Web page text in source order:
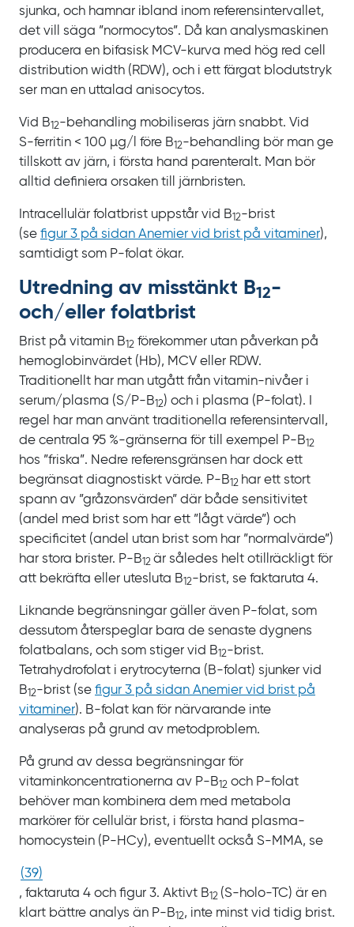
sjunka, och hamnar ibland inom referensintervallet,
det vill säga ”normocytos”. Då kan analysmaskinen
producera en bifasisk MCV‍-‍kurva med hög red cell
distribution width (RDW), och i ett färgat blodutstryk
ser man en uttalad anisocytos.
Vid B 12‍-behandling mobiliseras järn snabbt. Vid
S‍‍-‍‍ferritin < 100 µg‍/‍l före B 12‍‍-‍‍behandling bör man ge
tillskott av järn, i första hand parenteralt. Man bör
alltid definiera orsaken till järnbristen.
Intracellulär folatbrist uppstår vid B 12‍-‍brist
(se figur 3 på sidan Anemier vid brist på vitaminer),
samtidigt som P‍-‍folat ökar.
Utredning av misstänkt B12-
och/eller folatbrist
Brist på vitamin B 12 förekommer utan påverkan på
hemoglobin­värdet (Hb), MCV eller RDW.
Traditionellt har man utgått från vitamin-nivåer i
serum/plasma (S/P‍-‍‍B 12) och i plasma (P‍-‍folat). I
regel har man använt traditionella referensintervall,
de centrala 95‍ %‍‍-‍‍gränserna för till exempel P‍-‍B 12
hos ”friska”. Nedre referensgränsen har dock ett
begränsat diagnostiskt värde. P‍-‍B 12 har ett stort
spann av ”gråzonsvärden” där både sensitivitet
(andel med brist som har ett ”lågt värde”) och
specificitet (andel utan brist som har ”normalvärde”)
har stora brister. P‍-‍B 12 är således helt otillräckligt för
att bekräfta eller utesluta B 12‍‍-‍‍brist, se faktaruta 4.
Liknande begränsningar gäller även P‍-‍folat, som
dessutom återspeglar bara de senaste dygnens
folatbalans, och som stiger vid B 12‍‍-‍‍brist.
Tetrahydrofolat i erytrocyterna (B‍-‍folat) sjunker vid
B 12‍‍-‍‍brist (se figur 3 på sidan Anemier vid brist på
vitaminer). B‍-‍folat kan för närvarande inte
analyseras på grund av metodproblem.
På grund av dessa begränsningar för
vitaminkoncentrationerna av P‍-‍B 12 och P‍-‍folat
behöver man kombinera dem med metabola
markörer för cellulär brist, i första hand plasma­
homo­cystein (P‍-‍HCy), eventuellt också S‍-‍MMA, se
(39)
, faktaruta 4 och figur 3. Aktivt B 12 (S‍-‍holo‍-‍TC) är en
klart bättre analys än P‍-‍B 12, inte minst vid tidig brist.